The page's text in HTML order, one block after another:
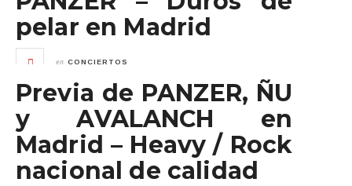
pelar en Madrid
en CONCIERTOS
Previa de PANZER, ÑU
y AVALANCH en
Madrid – Heavy / Rock
nacional de calidad